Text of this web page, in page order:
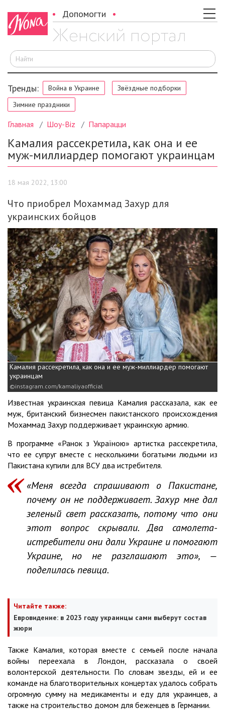
Допомогти
Тренды: Война в Украине
Звёздные подборки
Зимние праздники
Главная Шоу-Biz Папарацци
Камалия рассекретила, как она и ее
муж-миллиардер помогают украинцам
18 мая 2022, 13:00
Что приобрел Мохаммад Захур для
украинских бойцов
Камалия рассекретила, как она и ее муж-миллиардер помогают
украинцам
instagram.com/kamaliyaofficial
Известная украинская певица Камалия рассказала, как ее
муж, британский бизнесмен пакистанского происхождения
Мохаммад Захур поддерживает украинскую армию.
В программе «Ранок з Україною» артистка рассекретила,
что ее супруг вместе с несколькими богатыми людьми из
Пакистана купили для ВСУ два истребителя.
«Меня всегда спрашивают о Пакистане,
почему он не поддерживает. Захур мне дал
зеленый свет рассказать, потому что они
этот вопрос скрывали. Два самолета-
истребители они дали Украине и помогают
Украине, но не разглашают это», —
поделилась певица.
Читайте также:
Евровидение: в 2023 году украинцы сами выберут состав
жюри
Также Камалия, которая вместе с семьей после начала
войны переехала в Лондон, рассказала о своей
волонтерской деятельности. По словам звезды, ей и ее
команде на благотворительных концертах удалось собрать
огромную сумму на медикаменты и еду для украинцев, а
также на строительство домом для беженцев в Германии.